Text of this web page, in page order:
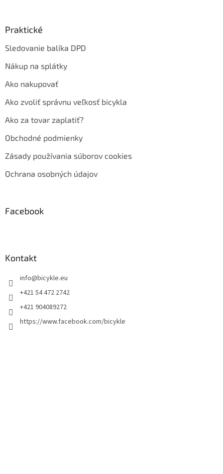
Praktické
Sledovanie balíka DPD
Nákup na splátky
Ako nakupovať
Ako zvoliť správnu veľkosť bicykla
Ako za tovar zaplatiť?
Obchodné podmienky
Zásady používania súborov cookies
Ochrana osobných údajov
Facebook
Kontakt
info@bicykle.eu
+421 54 472 2742
+421 904089272
https://www.facebook.com/bicykle